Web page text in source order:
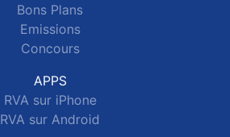
Bons Plans
Emissions
Concours
APPS
RVA sur iPhone
RVA sur Android